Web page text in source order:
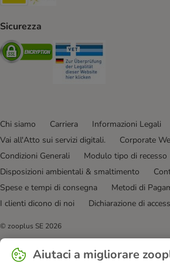
Sicurezza
Security
Chi siamo Carriera
Informazioni Legali
Vai all'Atto sui servizi digitali.
Corporate
Condizioni Generali
Modulo tipo di recesso
Disposizioni ambientali & smaltimento
Spese e tempi di consegna
Metodi di
I clienti dicono di noi
Dichiarazione di
© zooplus SE 2026
Aiutaci a migliorare